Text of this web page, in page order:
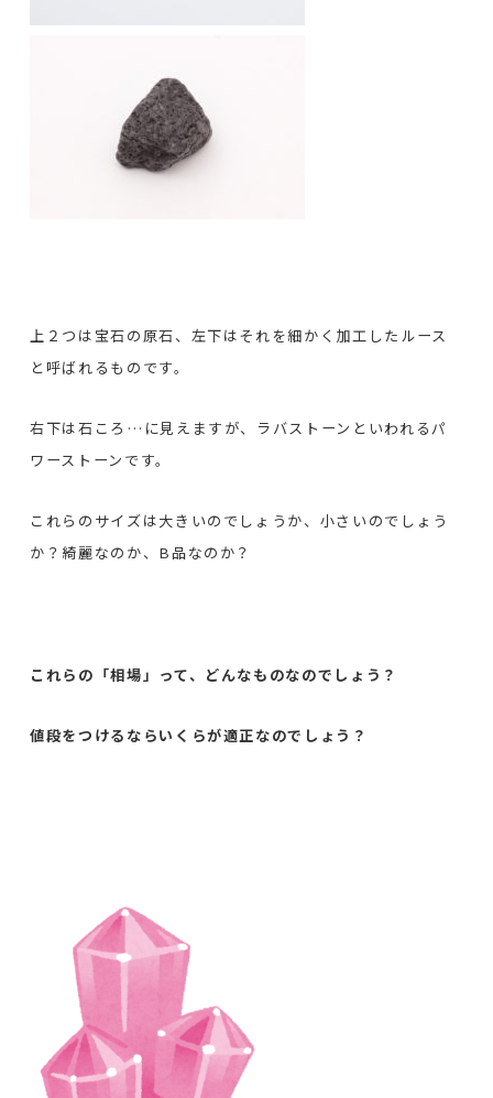
上２つは宝石の原石、左下はそれを細かく加工したルース
と呼ばれるものです。
右下は石ころ…に見えますが、ラバストーンといわれるパ
ワーストーンです。
これらのサイズは大きいのでしょうか、小さいのでしょう
か？綺麗なのか、B品なのか？
これらの「相場」って、どんなものなのでしょう？
値段をつけるならいくらが適正なのでしょう？